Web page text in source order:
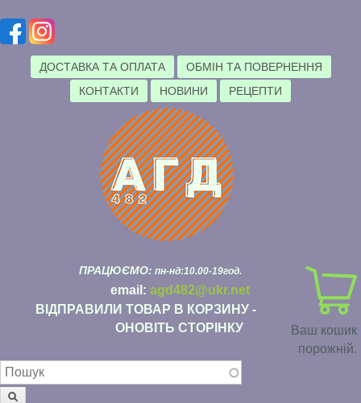
ДОСТАВКА ТА ОПЛАТА
ОБМІН ТА ПОВЕРНЕННЯ
КОНТАКТИ
НОВИНИ РЕЦЕПТИ
Ваш кошик
порожній.
ПРАЦЮЄМО: пн-нд:10.00-19год.
email: agd482@ukr.net
ВІДПРАВИЛИ ТОВАР В КОРЗИНУ -
ОНОВІТЬ СТОРІНКУ
Пошукова форма